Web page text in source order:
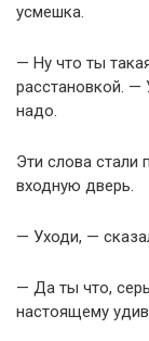
усмешка.
— Ну что ты
расстановкой. —
надо.
Эти слова стали
входную дверь.
— Уходи, —
— Да ты что,
настоящему